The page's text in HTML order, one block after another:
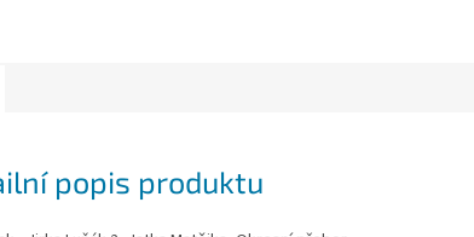
popis produktu